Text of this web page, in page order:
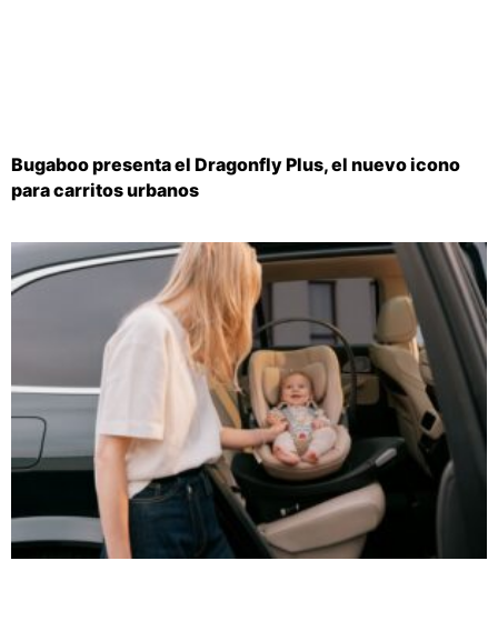
Bugaboo presenta el Dragonfly Plus, el nuevo icono
para carritos urbanos